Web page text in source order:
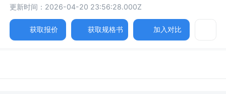
更新时间：2026-04-20 23:56:28.000Z
获取报价 获取规格书 加入对比